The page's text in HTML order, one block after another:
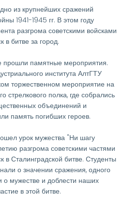
из крупнейших сражений
1941-1945 гг. В этом году
разгрома советскими войсками
в битве за город.
прошли памятные мероприятия.
института АлтГТУ
торжественном мероприятие на
стрелкового полка, где собрались
объединений и
память погибших героев.
урок мужества "Ни шагу
разгрома советскими частями
в Сталинградской битве. Студенты
о значении сражения, одного
о мужестве и доблести наших
в этой битве.